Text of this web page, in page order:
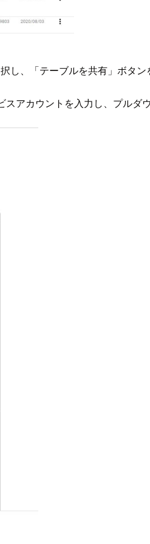
、「テーブルを共有」ボタン
アカウントを入力し、プルダ